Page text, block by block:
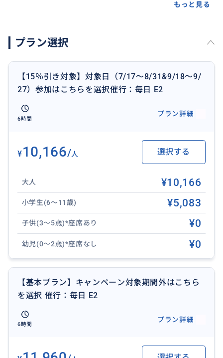
**貸し切りプランもご用意しております**
https://travel.buyma.com/service/a010501/ic010101
250228000011/
もっと見る
プラン選択
【15％引き対象】対象日（7/17～8/31&9/18～9/
27）参加はこちらを選択催行：毎日 E2
6時間
プラン詳細
¥10,166/人 選択する
大人 ¥10,166
小学生(6～11歳) ¥5,083
子供(3～5歳)*座席あり ¥0
幼児(0～2歳)*座席なし ¥0
【基本プラン】キャンペーン対象期間外はこちら
を選択 催行：毎日 E2
6時間
プラン詳細